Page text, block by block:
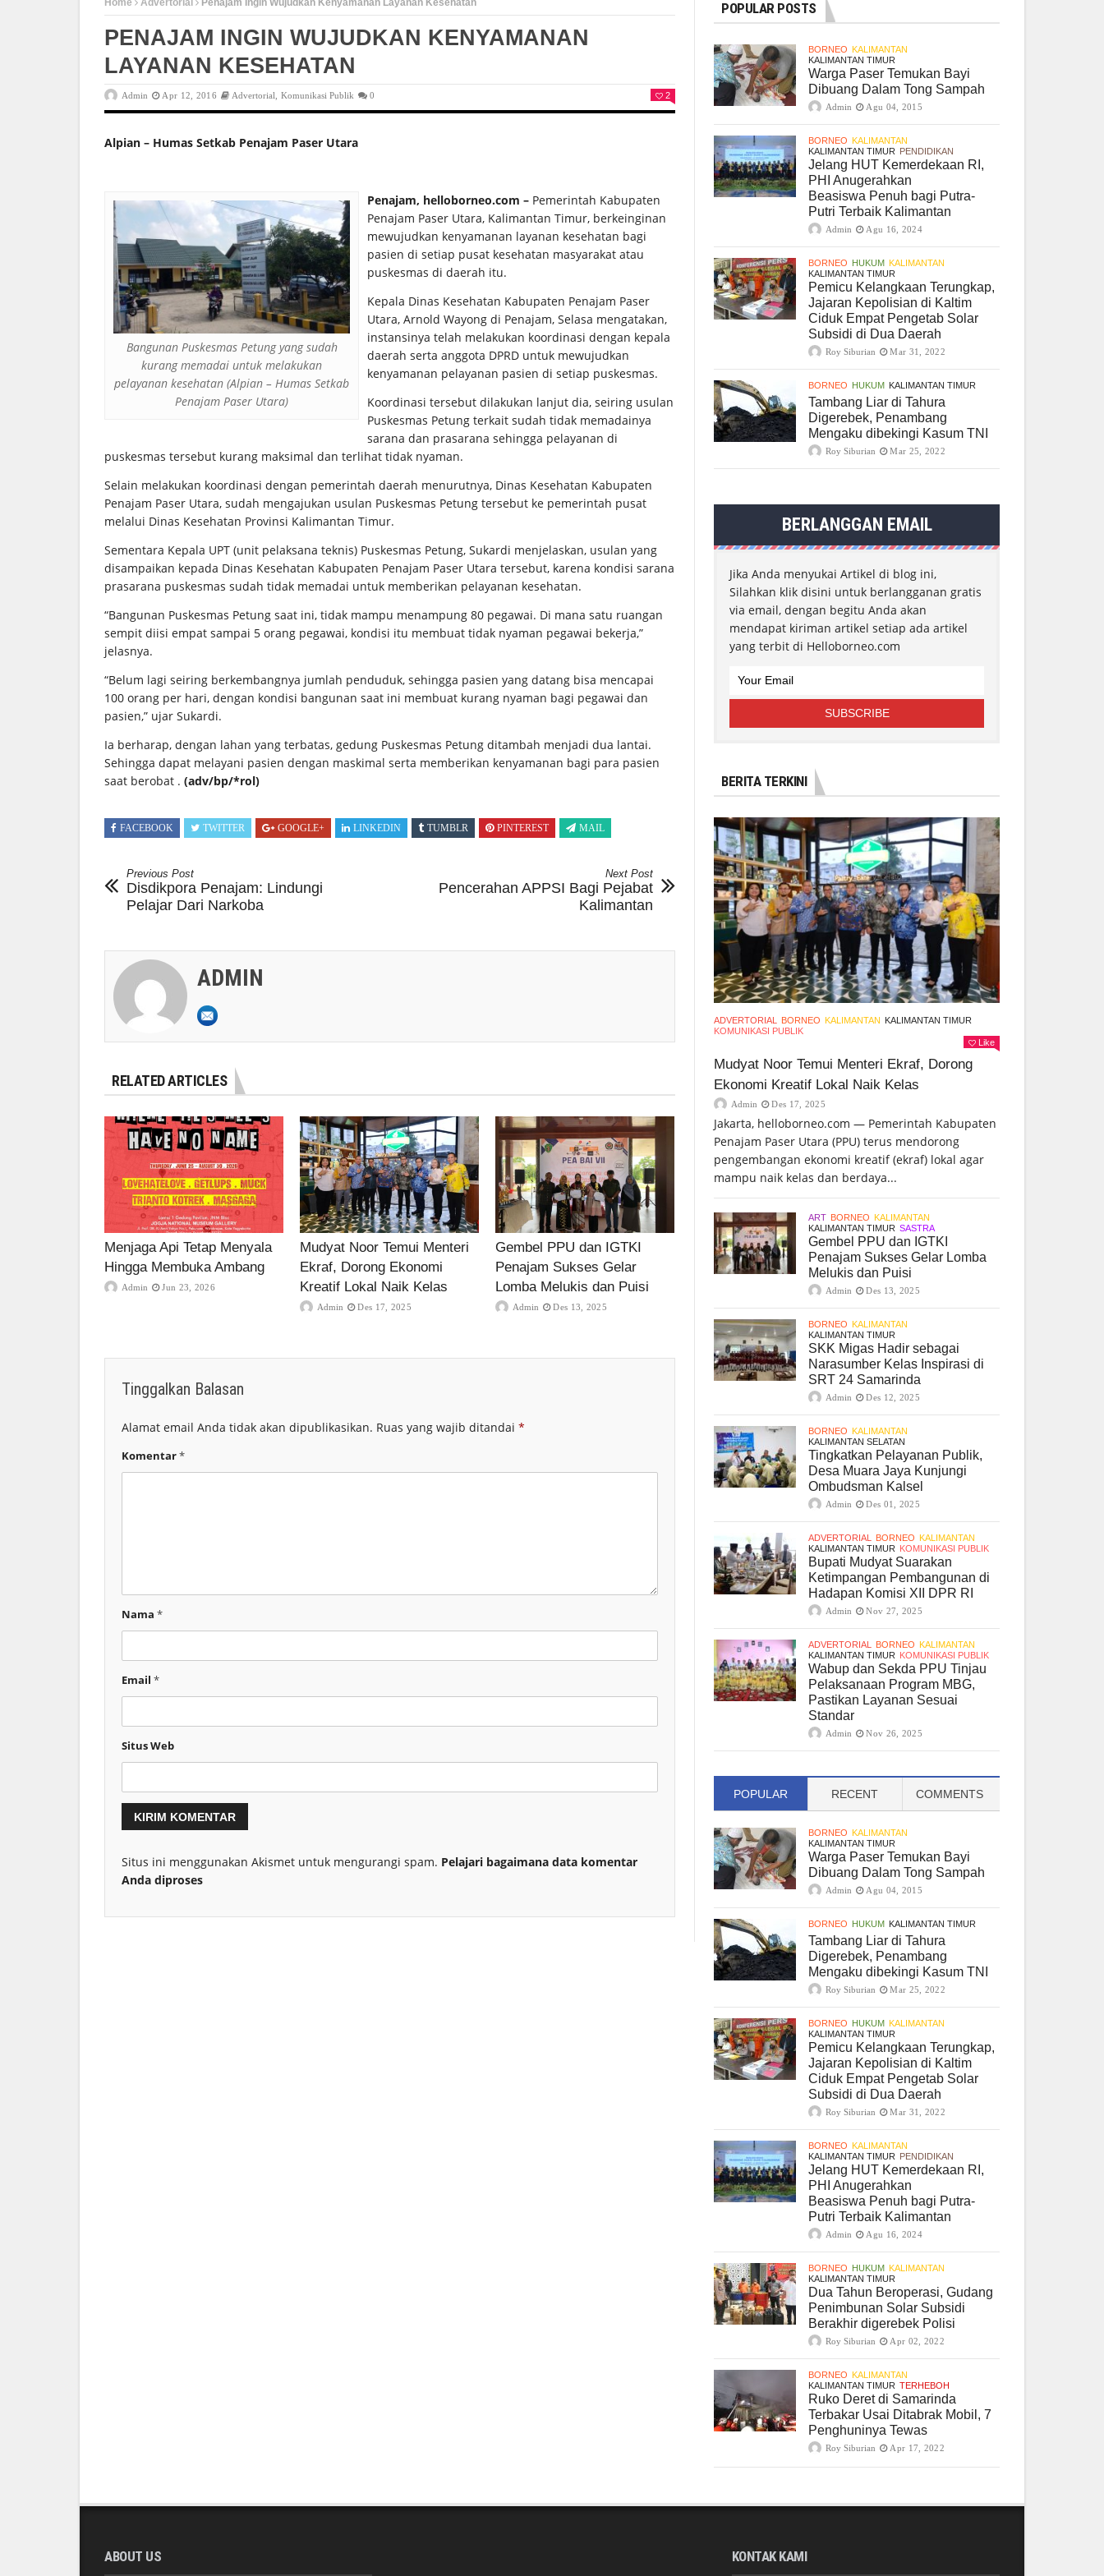
PENAJAM INGIN WUJUDKAN KENYAMANAN
LAYANAN KESEHATAN
Admin Apr 12, 2016 Advertorial Komunikasi Publik 0 2
Alpian – Humas Setkab Penajam Paser Utara
Bangunan Puskesmas Petung yang sudah
kurang memadai untuk melakukan
pelayanan kesehatan (Alpian – Humas Setkab
Penajam Paser Utara)
Penajam, helloborneo.com – Pemerintah Kabupaten
Penajam Paser Utara, Kalimantan Timur, berkeinginan
mewujudkan kenyamanan layanan kesehatan bagi
pasien di setiap pusat kesehatan masyarakat atau
puskesmas di daerah itu.
Kepala Dinas Kesehatan Kabupaten Penajam Paser
Utara, Arnold Wayong di Penajam, Selasa mengatakan,
instansinya telah melakukan koordinasi dengan kepala
daerah serta anggota DPRD untuk mewujudkan
kenyamanan pelayanan pasien di setiap puskesmas.
Koordinasi tersebut dilakukan lanjut dia, seiring usulan
Puskesmas Petung terkait sudah tidak memadainya
sarana dan prasarana sehingga pelayanan di
puskesmas tersebut kurang maksimal dan terlihat tidak nyaman.
Selain melakukan koordinasi dengan pemerintah daerah menurutnya, Dinas Kesehatan Kabupaten
Penajam Paser Utara, sudah mengajukan usulan Puskesmas Petung tersebut ke pemerintah pusat
melalui Dinas Kesehatan Provinsi Kalimantan Timur.
Sementara Kepala UPT (unit pelaksana teknis) Puskesmas Petung, Sukardi menjelaskan, usulan yang
disampaikan kepada Dinas Kesehatan Kabupaten Penajam Paser Utara tersebut, karena kondisi sarana
prasarana puskesmas sudah tidak memadai untuk memberikan pelayanan kesehatan.
“Bangunan Puskesmas Petung saat ini, tidak mampu menampung 80 pegawai. Di mana satu ruangan
sempit diisi empat sampai 5 orang pegawai, kondisi itu membuat tidak nyaman pegawai bekerja,”
jelasnya.
“Belum lagi seiring berkembangnya jumlah penduduk, sehingga pasien yang datang bisa mencapai
100 orang per hari, dengan kondisi bangunan saat ini membuat kurang nyaman bagi pegawai dan
pasien,” ujar Sukardi.
Ia berharap, dengan lahan yang terbatas, gedung Puskesmas Petung ditambah menjadi dua lantai.
Sehingga dapat melayani pasien dengan maskimal serta memberikan kenyamanan bagi para pasien
saat berobat . (adv/bp/*rol)
FACEBOOK TWITTER GOOGLE+ LINKEDIN TUMBLR PINTEREST MAIL
Previous Post
Disdikpora Penajam: Lindungi
Pelajar Dari Narkoba
Next Post
Pencerahan APPSI Bagi Pejabat
Kalimantan
ADMIN
RELATED ARTICLES
Menjaga Api Tetap Menyala
Hingga Membuka Ambang
Admin Jun 23, 2026
Mudyat Noor Temui Menteri
Ekraf, Dorong Ekonomi
Kreatif Lokal Naik Kelas
Admin Des 17, 2025
Gembel PPU dan IGTKI
Penajam Sukses Gelar
Lomba Melukis dan Puisi
Admin Des 13, 2025
Tinggalkan Balasan
Alamat email Anda tidak akan dipublikasikan. Ruas yang wajib ditandai *
Komentar*
Nama *
Email *
Situs Web
Situs ini menggunakan Akismet untuk mengurangi spam. Pelajari bagaimana data komentar
Anda diproses
POPULAR POSTS
BORNEO KALIMANTAN
KALIMANTAN TIMUR
Warga Paser Temukan Bayi
Dibuang Dalam Tong Sampah
Admin Agu 04, 2015
BORNEO KALIMANTAN
KALIMANTAN TIMUR PENDIDIKAN
Jelang HUT Kemerdekaan RI,
PHI Anugerahkan
Beasiswa Penuh bagi Putra-
Putri Terbaik Kalimantan
Admin Agu 16, 2024
BORNEO HUKUM KALIMANTAN
KALIMANTAN TIMUR
Pemicu Kelangkaan Terungkap,
Jajaran Kepolisian di Kaltim
Ciduk Empat Pengetab Solar
Subsidi di Dua Daerah
Roy Siburian Mar 31, 2022
BORNEO HUKUM KALIMANTAN TIMUR
Tambang Liar di Tahura
Digerebek, Penambang
Mengaku dibekingi Kasum TNI
Roy Siburian Mar 25, 2022
BERLANGGAN EMAIL
Jika Anda menyukai Artikel di blog ini,
Silahkan klik disini untuk berlangganan gratis
via email, dengan begitu Anda akan
mendapat kiriman artikel setiap ada artikel
yang terbit di Helloborneo.com
BERITA TERKINI
ADVERTORIAL BORNEO KALIMANTAN KALIMANTAN TIMUR
KOMUNIKASI PUBLIK
Like
Mudyat Noor Temui Menteri Ekraf, Dorong
Ekonomi Kreatif Lokal Naik Kelas
Admin Des 17, 2025
Jakarta, helloborneo.com — Pemerintah Kabupaten
Penajam Paser Utara (PPU) terus mendorong
pengembangan ekonomi kreatif (ekraf) lokal agar
mampu naik kelas dan berdaya...
ART BORNEO KALIMANTAN
KALIMANTAN TIMUR SASTRA
Gembel PPU dan IGTKI
Penajam Sukses Gelar Lomba
Melukis dan Puisi
Admin Des 13, 2025
BORNEO KALIMANTAN
KALIMANTAN TIMUR
SKK Migas Hadir sebagai
Narasumber Kelas Inspirasi di
SRT 24 Samarinda
Admin Des 12, 2025
BORNEO KALIMANTAN
KALIMANTAN SELATAN
Tingkatkan Pelayanan Publik,
Desa Muara Jaya Kunjungi
Ombudsman Kalsel
Admin Des 01, 2025
ADVERTORIAL BORNEO KALIMANTAN
KALIMANTAN TIMUR KOMUNIKASI PUBLIK
Bupati Mudyat Suarakan
Ketimpangan Pembangunan di
Hadapan Komisi XII DPR RI
Admin Nov 27, 2025
ADVERTORIAL BORNEO KALIMANTAN
KALIMANTAN TIMUR KOMUNIKASI PUBLIK
Wabup dan Sekda PPU Tinjau
Pelaksanaan Program MBG,
Pastikan Layanan Sesuai
Standar
Admin Nov 26, 2025
POPULAR RECENT COMMENTS
BORNEO KALIMANTAN
KALIMANTAN TIMUR
Warga Paser Temukan Bayi
Dibuang Dalam Tong Sampah
Admin Agu 04, 2015
BORNEO HUKUM KALIMANTAN TIMUR
Tambang Liar di Tahura
Digerebek, Penambang
Mengaku dibekingi Kasum TNI
Roy Siburian Mar 25, 2022
BORNEO HUKUM KALIMANTAN
KALIMANTAN TIMUR
Pemicu Kelangkaan Terungkap,
Jajaran Kepolisian di Kaltim
Ciduk Empat Pengetab Solar
Subsidi di Dua Daerah
Roy Siburian Mar 31, 2022
BORNEO KALIMANTAN
KALIMANTAN TIMUR PENDIDIKAN
Jelang HUT Kemerdekaan RI,
PHI Anugerahkan
Beasiswa Penuh bagi Putra-
Putri Terbaik Kalimantan
Admin Agu 16, 2024
BORNEO HUKUM KALIMANTAN
KALIMANTAN TIMUR
Dua Tahun Beroperasi, Gudang
Penimbunan Solar Subsidi
Berakhir digerebek Polisi
Roy Siburian Apr 02, 2022
BORNEO KALIMANTAN
KALIMANTAN TIMUR TERHEBOH
Ruko Deret di Samarinda
Terbakar Usai Ditabrak Mobil, 7
Penghuninya Tewas
Roy Siburian Apr 17, 2022
ABOUT US KONTAK KAMI